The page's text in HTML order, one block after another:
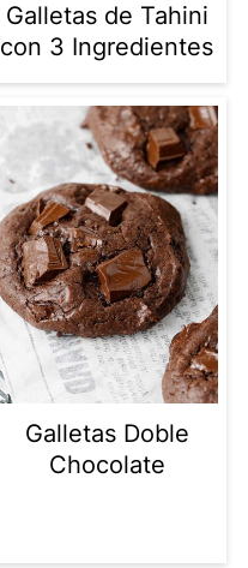
Galletas de Tahini
con 3 Ingredientes
Galletas Doble
Chocolate